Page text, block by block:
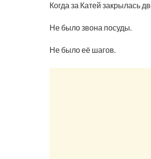
Когда за Катей закрылась
Не было звона посуды.
Не было её шагов.